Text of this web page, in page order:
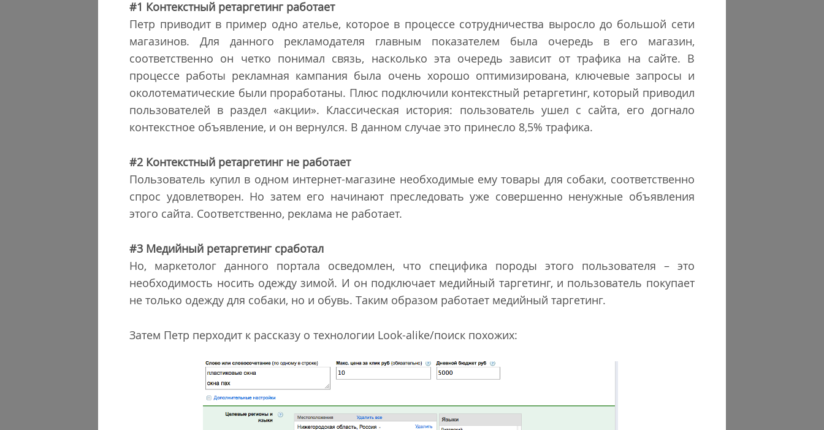
#1 Контекстный ретаргетинг работает
Петр приводит в пример одно ателье, которое в процессе сотрудничества выросло до большой сети
магазинов. Для данного рекламодателя главным показателем была очередь в его магазин,
соответственно он четко понимал связь, насколько эта очередь зависит от трафика на сайте. В
процессе работы рекламная кампания была очень хорошо оптимизирована, ключевые запросы и
околотематические были проработаны. Плюс подключили контекстный ретаргетинг, который приводил
пользователей в раздел «акции». Классическая история: пользователь ушел с сайта, его догнало
контекстное объявление, и он вернулся. В данном случае это принесло 8,5% трафика.
#2 Контекстный ретаргетинг не работает
Пользователь купил в одном интернет-магазине необходимые ему товары для собаки, соответственно
спрос удовлетворен. Но затем его начинают преследовать уже совершенно ненужные объявления
этого сайта. Соответственно, реклама не работает.
#3 Медийный ретаргетинг сработал
Но, маркетолог данного портала осведомлен, что специфика породы этого пользователя – это
необходимость носить одежду зимой. И он подключает медийный таргетинг, и пользователь покупает
не только одежду для собаки, но и обувь. Таким образом работает медийный таргетинг.
Затем Петр перходит к рассказу о технологии Look-alike/поиск похожих: